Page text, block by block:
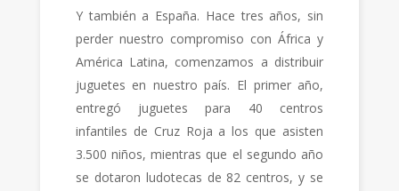
Y también a España. Hace tres años, sin
perder nuestro compromiso con África y
América Latina, comenzamos a distribuir
juguetes en nuestro país. El primer año,
entregó juguetes para 40 centros
infantiles de Cruz Roja a los que asisten
3.500 niños, mientras que el segundo año
se dotaron ludotecas de 82 centros, y se